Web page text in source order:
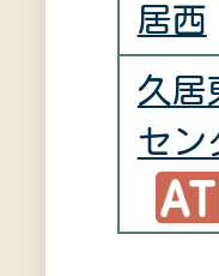
居西
久居
セン